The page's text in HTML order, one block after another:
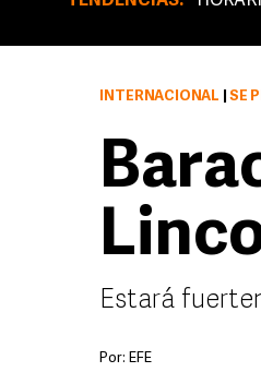
INTERNACIONAL SE
Estará
Por: EFE